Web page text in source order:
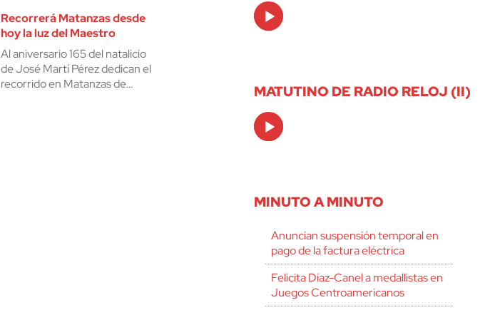
Recorrerá Matanzas desde
hoy la luz del Maestro
Al aniversario 165 del natalicio
de José Martí Pérez dedican el
recorrido en Matanzas de…
Audio
Player
MATUTINO DE RADIO RELOJ (II)
Audio
Player
MINUTO A MINUTO
Anuncian suspensión temporal en
pago de la factura eléctrica
Felicita Díaz-Canel a medallistas en
Juegos Centroamericanos